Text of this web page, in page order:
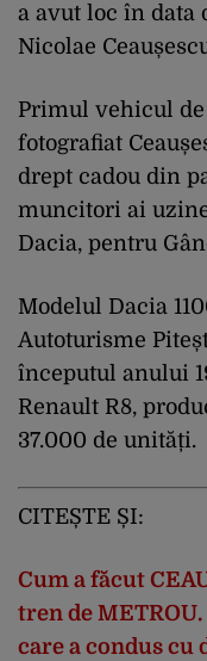
a avut loc în data
Nicolae
Primul vehicul de
fotografiat
drept cadou din
muncitori ai
Dacia, pentru
Modelul Dacia
Autoturisme
începutul anului
Renault R8,
37.000 de unități.
CITEȘTE ȘI:
Cum a făcut
tren de
care a condus